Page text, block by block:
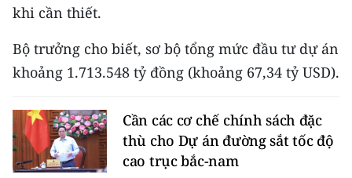
khi cần thiết.
Bộ trưởng cho biết, sơ bộ tổng mức đầu tư dự án
khoảng 1.713.548 tỷ đồng (khoảng 67,34 tỷ USD).
Cần các cơ chế chính sách đặc
thù cho Dự án đường sắt tốc độ
cao trục bắc-nam